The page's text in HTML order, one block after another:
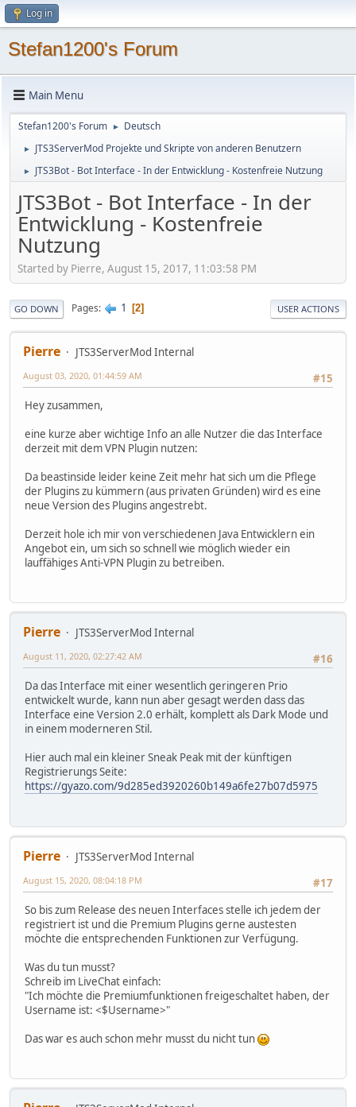
Log in
Stefan1200's Forum
Main Menu
Stefan1200's Forum ► Deutsch
► JTS3ServerMod Projekte und Skripte von anderen Benutzern
► JTS3Bot - Bot Interface - In der Entwicklung - Kostenfreie Nutzung
JTS3Bot - Bot Interface - In der
Entwicklung - Kostenfreie
Nutzung
Started by Pierre, August 15, 2017, 11:03:58 PM
GO DOWN Pages 1 2 USER ACTIONS
Pierre
JTS3ServerMod Internal
#15
August 03, 2020, 01:44:59 AM
Hey zusammen,
eine kurze aber wichtige Info an alle Nutzer die das Interface
derzeit mit dem VPN Plugin nutzen:
Da beastinside leider keine Zeit mehr hat sich um die Pflege
der Plugins zu kümmern (aus privaten Gründen) wird es eine
neue Version des Plugins angestrebt.
Derzeit hole ich mir von verschiedenen Java Entwicklern ein
Angebot ein, um sich so schnell wie möglich wieder ein
lauffähiges Anti-VPN Plugin zu betreiben.
Pierre
JTS3ServerMod Internal
#16
August 11, 2020, 02:27:42 AM
Da das Interface mit einer wesentlich geringeren Prio
entwickelt wurde, kann nun aber gesagt werden dass das
Interface eine Version 2.0 erhält, komplett als Dark Mode und
in einem moderneren Stil.
Hier auch mal ein kleiner Sneak Peak mit der künftigen
Registrierungs Seite:
https://gyazo.com/9d285ed3920260b149a6fe27b07d5975
Pierre
JTS3ServerMod Internal
#17
August 15, 2020, 08:04:18 PM
So bis zum Release des neuen Interfaces stelle ich jedem der
registriert ist und die Premium Plugins gerne austesten
möchte die entsprechenden Funktionen zur Verfügung.
Was du tun musst?
Schreib im LiveChat einfach:
"Ich möchte die Premiumfunktionen freigeschaltet haben, der
Username ist: <$Username>"
Das war es auch schon mehr musst du nicht tun